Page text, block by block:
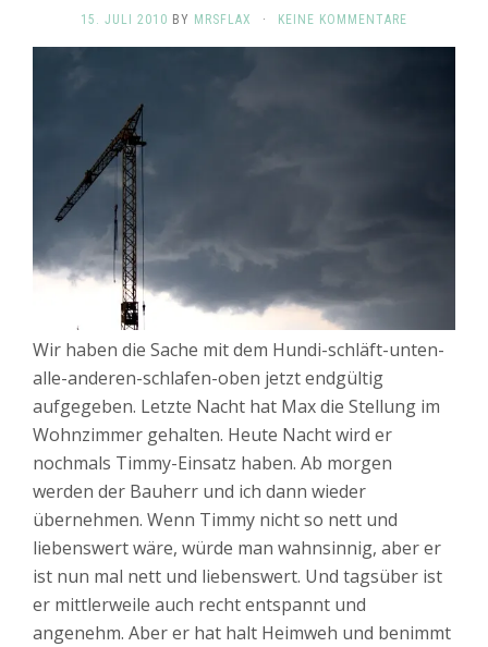
15. JULI 2010 BY MRSFLAX · KEINE KOMMENTARE
Wir haben die Sache mit dem Hundi-schläft-unten-
alle-anderen-schlafen-oben jetzt endgültig
aufgegeben. Letzte Nacht hat Max die Stellung im
Wohnzimmer gehalten. Heute Nacht wird er
nochmals Timmy-Einsatz haben. Ab morgen
werden der Bauherr und ich dann wieder
übernehmen. Wenn Timmy nicht so nett und
liebenswert wäre, würde man wahnsinnig, aber er
ist nun mal nett und liebenswert. Und tagsüber ist
er mittlerweile auch recht entspannt und
angenehm. Aber er hat halt Heimweh und benimmt